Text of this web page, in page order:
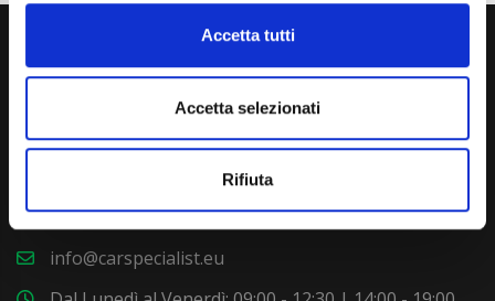
Accetta tutti
Accetta selezionati
Rifiuta
Via Giuditta Pasta 2, Como (CO) 22100
(+39) 031 431 3066
info@carspecialist.eu